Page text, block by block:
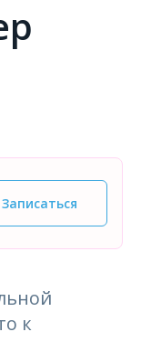
Записаться
к